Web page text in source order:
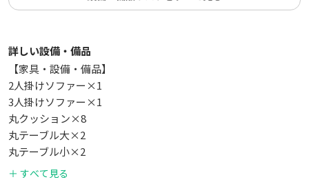
は、防犯カメラで状況を確認させていただくことをご了承くだ
さいませ。
※12月などは特別料金が設定されている場合がございますので
ご了承下さいませ。
詳しい設備・備品
【家具・設備・備品】
2人掛けソファー×1
3人掛けソファー×1
丸クッション×8
丸テーブル大×2
丸テーブル小×2
ブランケット×1
＋ すべて見る